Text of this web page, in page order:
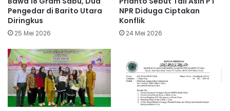
Pengedar di Barito Utara
Diringkus
25 Mei 2026
NPR Diduga Ciptakan
Konflik
24 Mei 2026